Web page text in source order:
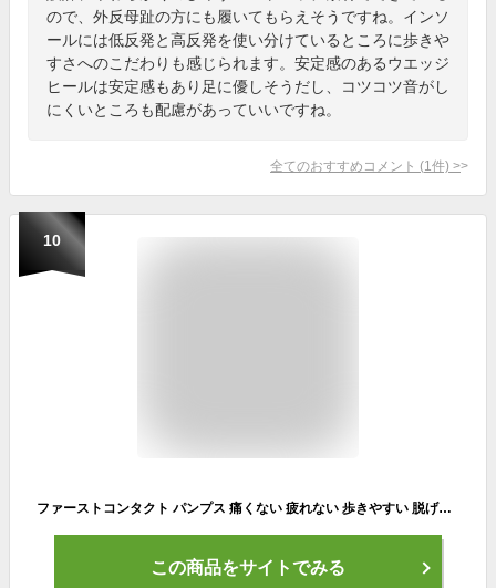
ので、外反母趾の方にも履いてもらえそうですね。インソ
ールには低反発と高反発を使い分けているところに歩きや
すさへのこだわりも感じられます。安定感のあるウエッジ
ヒールは安定感もあり足に優しそうだし、コツコツ音がし
にくいところも配慮があっていいですね。
全てのおすすめコメント (1 件) >
10
ファーストコンタクト パンプス 痛くない 疲れない 歩きやすい 脱げない ストラップ ウェッジソール FIRST CONTACT 39605 5cm コンフォート 柔らかい ネイビー ブラック 黒 外反母趾 日本製 レディース 靴【2211L】
この商品をサイトでみる